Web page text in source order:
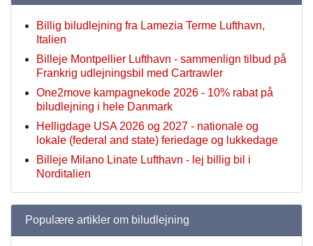
Billig biludlejning fra Lamezia Terme Lufthavn,
Italien
Billeje Montpellier Lufthavn - sammenlign tilbud på
Frankrig udlejningsbil med Cartrawler
One2move kampagnekode 2026 - 10% rabat på
biludlejning i hele Danmark
Helligdage USA 2026 og 2027 - nationale og
lokale (federal and state) feriedage og lukkedage
Billeje Milano Linate Lufthavn - lej billig bil i
Norditalien
Populære artikler om biludlejning